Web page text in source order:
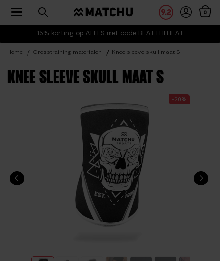
15% korting op ALLES met code BEATTHEHEAT
9.2 0
Toggle navigation
Home Crosstraining materialen Knee sleeve skull maat S
KNEE SLEEVE SKULL MAAT S
-20%